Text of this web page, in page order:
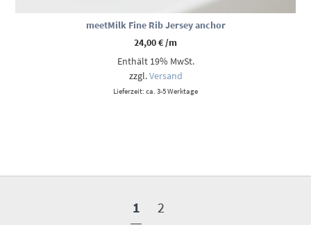
meetMilk Fine Rib Jersey anchor
24,00€/m
Enthält 19% MwSt.
zzgl.Versand
Lieferzeit: ca. 3-5 Werktage
1 2